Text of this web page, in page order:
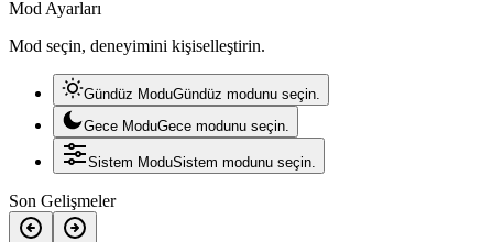
Mod Ayarları
Mod seçin, deneyimini kişiselleştirin.
Gündüz ModuGündüz modunu seçin.
Gece ModuGece modunu seçin.
Sistem ModuSistem modunu seçin.
Son Gelişmeler